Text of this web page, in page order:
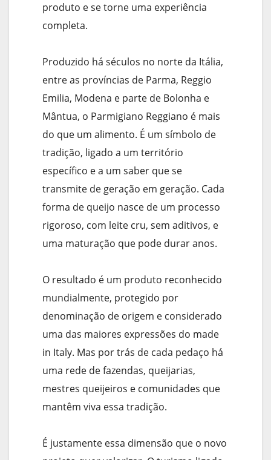
produto e se torne uma experiência
completa.
Produzido há séculos no norte da Itália,
entre as províncias de Parma, Reggio
Emilia, Modena e parte de Bolonha e
Mântua, o Parmigiano Reggiano é mais
do que um alimento. É um símbolo de
tradição, ligado a um território
específico e a um saber que se
transmite de geração em geração. Cada
forma de queijo nasce de um processo
rigoroso, com leite cru, sem aditivos, e
uma maturação que pode durar anos.
O resultado é um produto reconhecido
mundialmente, protegido por
denominação de origem e considerado
uma das maiores expressões do made
in Italy. Mas por trás de cada pedaço há
uma rede de fazendas, queijarias,
mestres queijeiros e comunidades que
mantêm viva essa tradição.
É justamente essa dimensão que o novo